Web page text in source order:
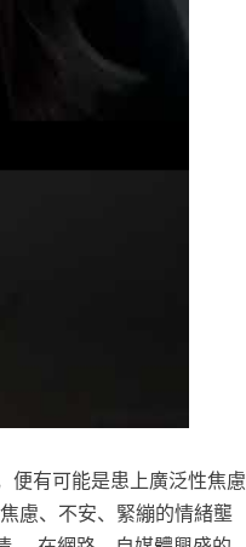
便有可能是患上廣泛性焦慮
慮、不安、緊繃的情緒壟